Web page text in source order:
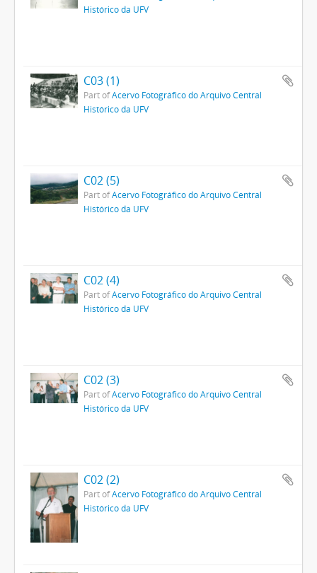
Histórico da UFV
C03 (1)
Part ofAcervo Fotográfico do Arquivo Central
Histórico da UFV
C02 (5)
Part ofAcervo Fotográfico do Arquivo Central
Histórico da UFV
C02 (4)
Part ofAcervo Fotográfico do Arquivo Central
Histórico da UFV
C02 (3)
Part ofAcervo Fotográfico do Arquivo Central
Histórico da UFV
C02 (2)
Part ofAcervo Fotográfico do Arquivo Central
Histórico da UFV